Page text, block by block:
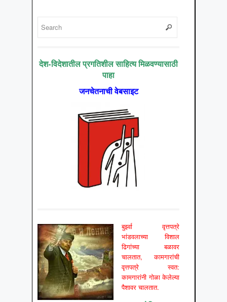
देश-विदेशातील प्रगतिशील साहित्य मिळवण्यासाठी
पाहा
जनचेतनाची वेबसाइट
बुर्झ्वा वृत्तपत्रे
भांडवलाच्या विशाल
ढिगांच्या बळावर
चालतात, कामगारांची
वृत्तपत्रे स्वत:
कामगारांनी गोळा केलेल्या
पैशावर चालतात.